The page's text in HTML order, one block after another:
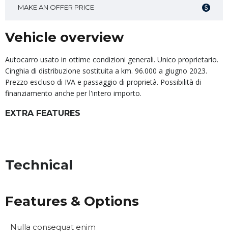
MAKE AN OFFER PRICE
Vehicle overview
Autocarro usato in ottime condizioni generali. Unico proprietario.
Cinghia di distribuzione sostituita a km. 96.000 a giugno 2023.
Prezzo escluso di IVA e passaggio di proprietà. Possibilità di
finanziamento anche per l'intero importo.
EXTRA FEATURES
Technical
Features & Options
Nulla consequat enim